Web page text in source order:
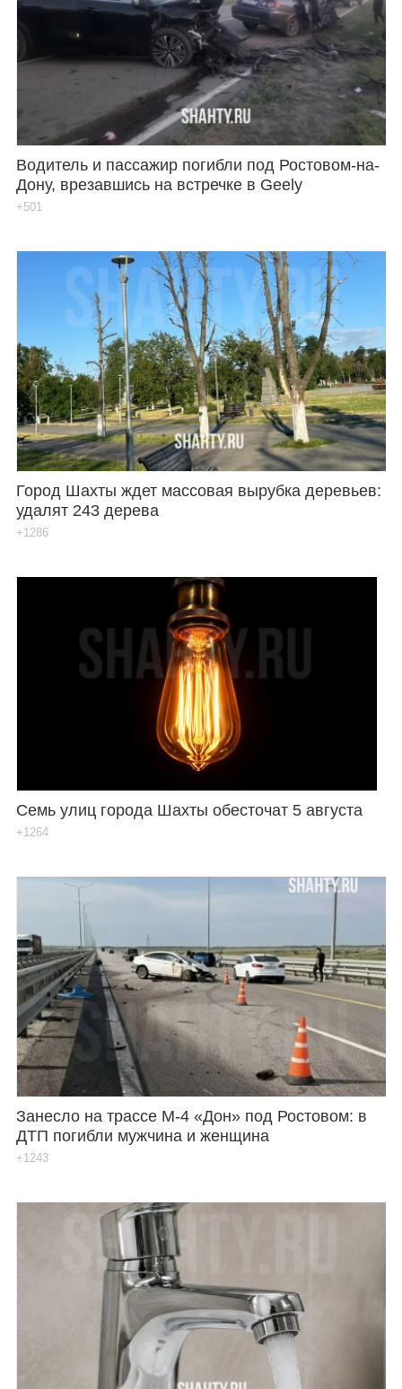
Водитель и пассажир погибли под Ростовом-на-
Дону, врезавшись на встречке в Geely
+501
Город Шахты ждет массовая вырубка деревьев:
удалят 243 дерева
+1286
Семь улиц города Шахты обесточат 5 августа
+1264
Занесло на трассе М-4 «Дон» под Ростовом: в
ДТП погибли мужчина и женщина
+1243